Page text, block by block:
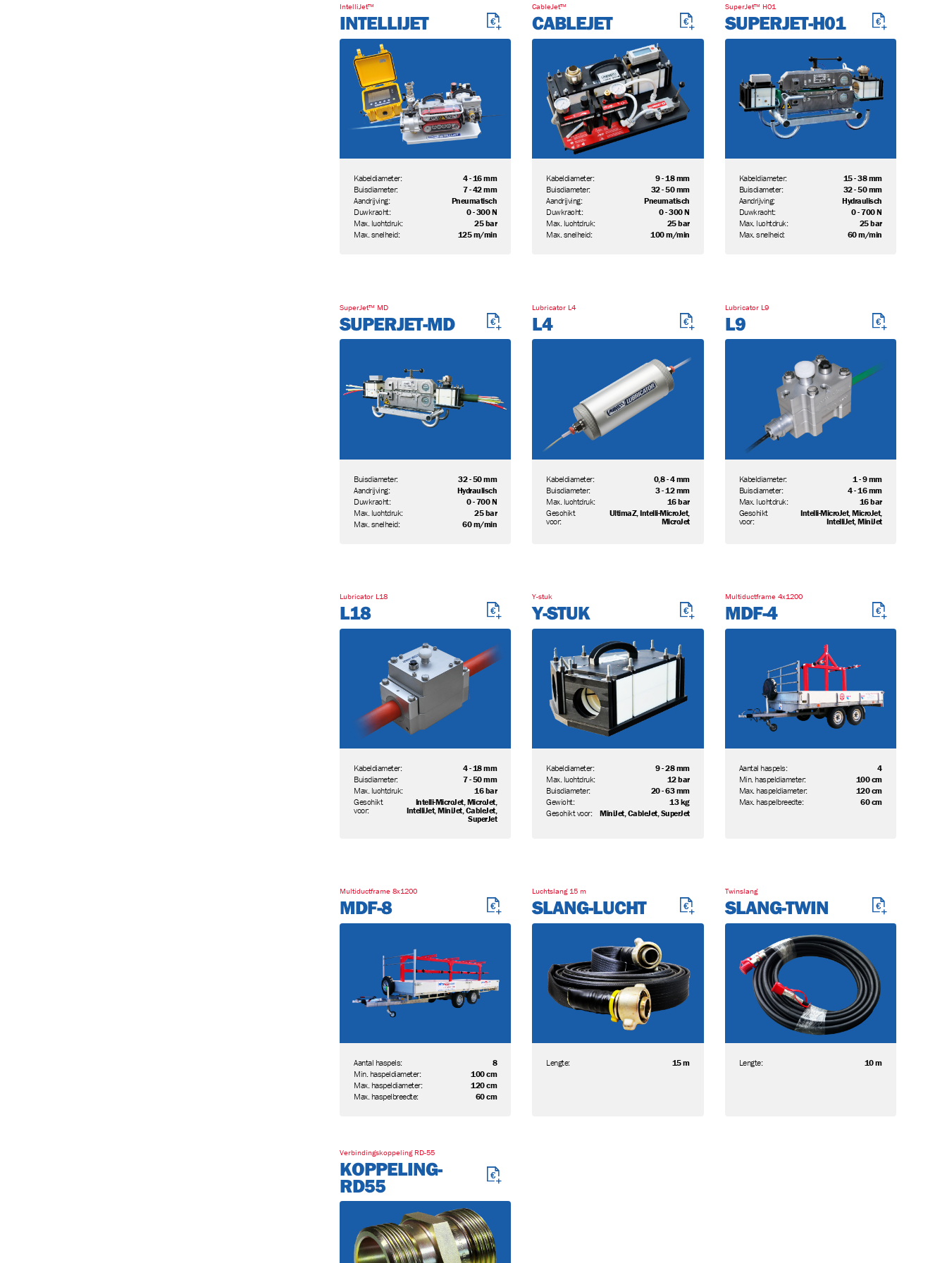
IntelliJet™
INTELLIJET
Kabeldiameter:
4 - 16 mm
Buisdiameter:
7 - 42 mm
Aandrijving:
Pneumatisch
Duwkracht:
0 - 300 N
Max. luchtdruk:
25 bar
Max. snelheid:
125 m/min
CableJet™
CABLEJET
Kabeldiameter:
9 - 18 mm
Buisdiameter:
32 - 50 mm
Aandrijving:
Pneumatisch
Duwkracht:
0 - 300 N
Max. luchtdruk:
25 bar
Max. snelheid:
100 m/min
SuperJet™ H01
SUPERJET-H01
Kabeldiameter:
15 - 38 mm
Buisdiameter:
32 - 50 mm
Aandrijving:
Hydraulisch
Duwkracht:
0 - 700 N
Max. luchtdruk:
25 bar
Max. snelheid:
60 m/min
SuperJet™ MD
SUPERJET-MD
Buisdiameter:
32 - 50 mm
Aandrijving:
Hydraulisch
Duwkracht:
0 - 700 N
Max. luchtdruk:
25 bar
Max. snelheid:
60 m/min
Lubricator L4
L4
Kabeldiameter:
0,8 - 4 mm
Buisdiameter:
3 - 12 mm
Max. luchtdruk:
16 bar
Geschikt
voor:
UltimaZ, Intelli-MicroJet,
MicroJet
Lubricator L9
L9
Kabeldiameter:
1 - 9 mm
Buisdiameter:
4 - 16 mm
Max. luchtdruk:
16 bar
Geschikt
voor:
Intelli-MicroJet, MicroJet,
IntelliJet, MiniJet
Lubricator L18
L18
Kabeldiameter:
4 - 18 mm
Buisdiameter:
7 - 50 mm
Max. luchtdruk:
16 bar
Geschikt
voor:
Intelli-MicroJet, MicroJet,
IntelliJet, MiniJet, CableJet,
SuperJet
Y-stuk
Y-STUK
Kabeldiameter:
9 - 28 mm
Max. luchtdruk:
12 bar
Buisdiameter:
20 - 63 mm
Gewicht:
13 kg
Geschikt voor:
MiniJet, CableJet, SuperJet
Multiductframe 4x1200
MDF-4
Aantal haspels:
4
Min. haspeldiameter:
100 cm
Max. haspeldiameter:
120 cm
Max. haspelbreedte:
60 cm
Multiductframe 8x1200
MDF-8
Aantal haspels:
8
Min. haspeldiameter:
100 cm
Max. haspeldiameter:
120 cm
Max. haspelbreedte:
60 cm
Luchtslang 15 m
SLANG-LUCHT
Lengte: 15 m
Twinslang
SLANG-TWIN
Lengte: 10 m
Verbindingskoppeling RD-55
KOPPELING-
RD55